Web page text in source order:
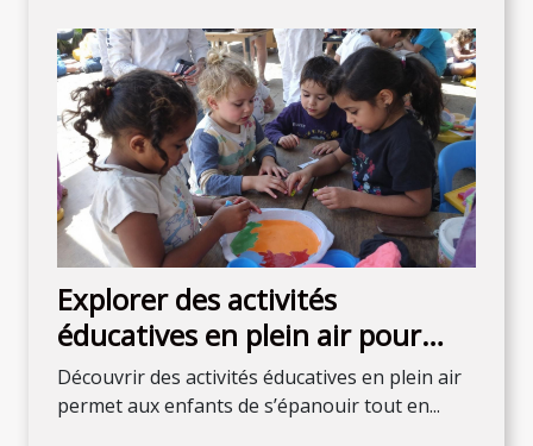
Explorer des activités
éducatives en plein air pour
enfants de tous âges
Découvrir des activités éducatives en plein air
permet aux enfants de s’épanouir tout en...